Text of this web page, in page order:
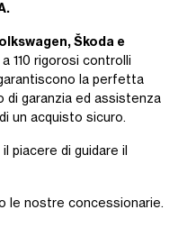
Škoda e
110 rigorosi controlli
la perfetta
di garanzia ed assistenza
un acquisto sicuro.
piacere di guidare il
le nostre concessionarie.